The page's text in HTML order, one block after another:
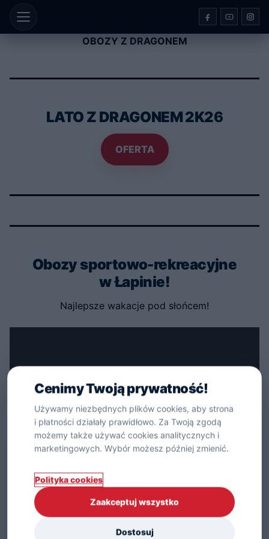
Cenimy Twoją prywatność!
Używamy niezbędnych plików cookies, aby strona
i płatności działały prawidłowo. Za Twoją zgodą
możemy także używać cookies analitycznych i
marketingowych. Wybór możesz później zmienić.
Polityka cookies
Dostosuj
Zaakceptuj wszystko
treści
OBOZY Z DRAGONEM
LATO Z DRAGONEM 2K26
OFERTA
Obozy sportowo-rekreacyjne
w Łapinie!
Najlepsze wakacje pod słońcem!
Dragonowy Runmagedon